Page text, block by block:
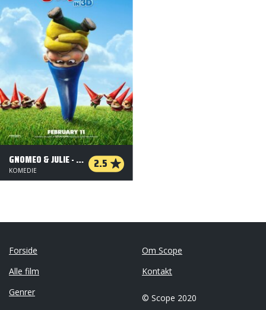
GNOMEO & JULIE - ORG. VERSION 2.5
KOMEDIE
Forside
Alle film
Genrer
Om Scope
Kontakt
© Scope 2020